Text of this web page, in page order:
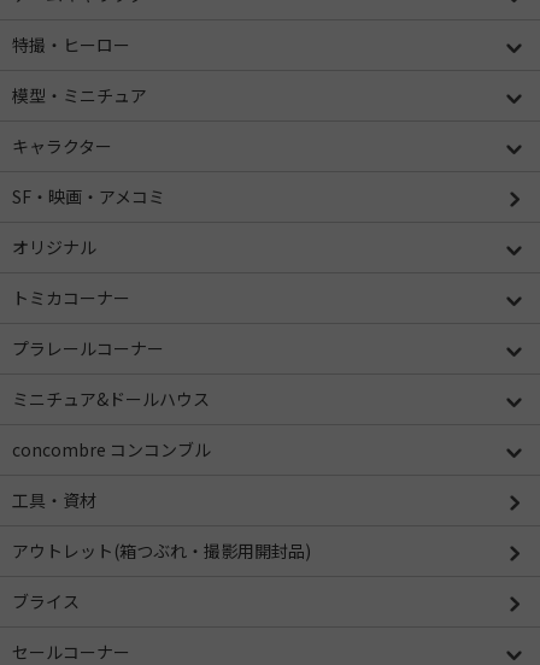
特撮・ヒーロー
模型・ミニチュア
キャラクター
SF・映画・アメコミ
オリジナル
トミカコーナー
プラレールコーナー
ミニチュア&ドールハウス
concombre コンコンブル
工具・資材
アウトレット(箱つぶれ・撮影用開封品)
ブライス
セールコーナー